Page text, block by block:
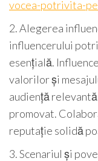
vocea-potrivita-
2. Alegerea
influencerului
esențială.
valorilor și
audiență
promovat.
reputație solidă
3. Scenariul și